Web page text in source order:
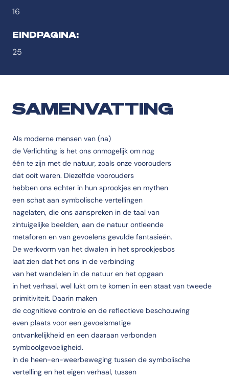
16
EINDPAGINA:
25
SAMENVATTING
Als moderne mensen van (na)
de Verlichting is het ons onmogelijk om nog
één te zijn met de natuur, zoals onze voorouders
dat ooit waren. Diezelfde voorouders
hebben ons echter in hun sprookjes en mythen
een schat aan symbolische vertellingen
nagelaten, die ons aanspreken in de taal van
zintuigelijke beelden, aan de natuur ontleende
metaforen en van gevoelens gevulde fantasieën.
De werkvorm van het dwalen in het sprookjesbos
laat zien dat het ons in de verbinding
van het wandelen in de natuur en het opgaan
in het verhaal, wel lukt om te komen in een staat van tweede
primitiviteit. Daarin maken
de cognitieve controle en de reflectieve beschouwing
even plaats voor een gevoelsmatige
ontvankelijkheid en een daaraan verbonden
symboolgevoeligheid.
In de heen-en-weerbeweging tussen de symbolische
vertelling en het eigen verhaal, tussen